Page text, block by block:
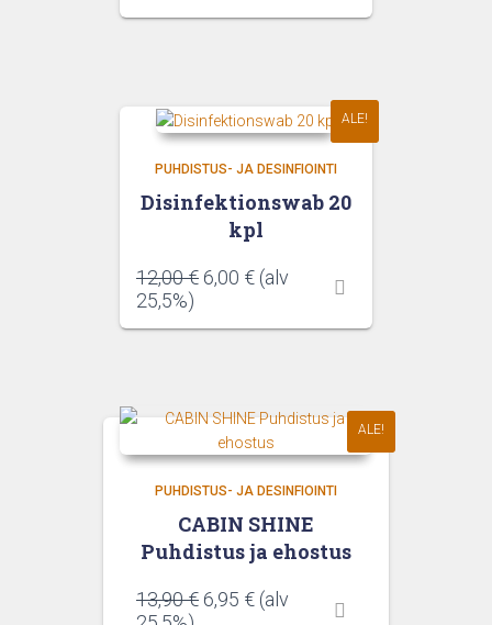
ALE!
PUHDISTUS- JA DESINFIOINTI
Disinfektionswab 20
kpl
12,00€ Alkuperäinen
6,00 €Nykyinen
(alv
25,5%)
ALE!
PUHDISTUS- JA DESINFIOINTI
CABIN SHINE
Puhdistus ja ehostus
13,90€ Alkuperäinen
6,95 €Nykyinen
(alv